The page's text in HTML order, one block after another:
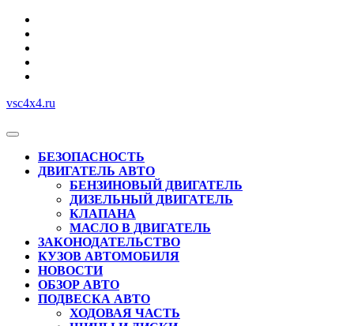
Перейти
содержимому
vsc4x4.ru
Кнопка
ОткрытьБЕЗОПАСНОСТЬ
ДВИГАТЕЛЬ АВТО
БЕНЗИНОВЫЙ ДВИГАТЕЛЬ
ДИЗЕЛЬНЫЙ ДВИГАТЕЛЬ
КЛАПАНА
МАСЛО В ДВИГАТЕЛЬ
ЗАКОНОДАТЕЛЬСТВО
КУЗОВ АВТОМОБИЛЯ
НОВОСТИ
ОБЗОР АВТО
ПОДВЕСКА АВТО
ХОДОВАЯ ЧАСТЬ